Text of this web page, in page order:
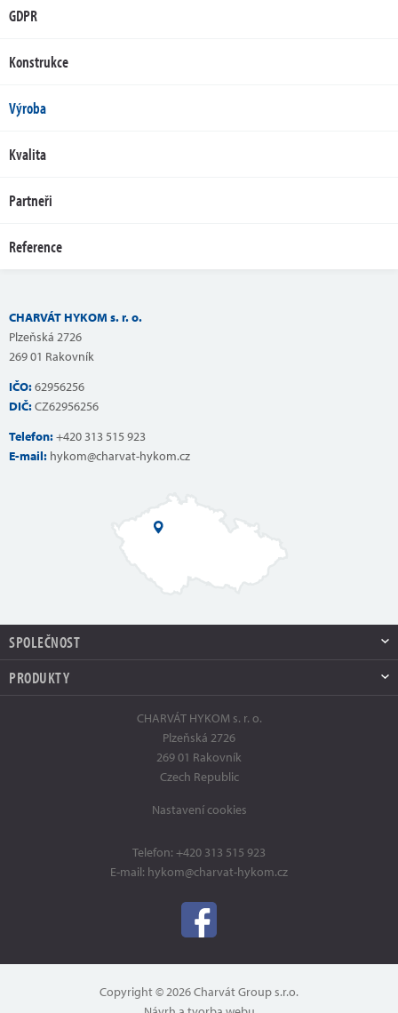
GDPR
Konstrukce
Výroba
Kvalita
Partneři
Reference
CHARVÁT HYKOM s. r. o.
Plzeňská 2726
269 01 Rakovník
IČO:62956256
DIČ:CZ62956256
Telefon:+420 313 515 923
E-mail: hykom@charvat-hykom.cz
SPOLEČNOST
PRODUKTY
CHARVÁT HYKOM s. r. o.
Plzeňská 2726
269 01 Rakovník
Czech Republic
Nastavení cookies
Telefon: +420 313 515 923
E-mail: hykom@charvat-hykom.cz
Copyright © 2026 Charvát Group s.r.o.